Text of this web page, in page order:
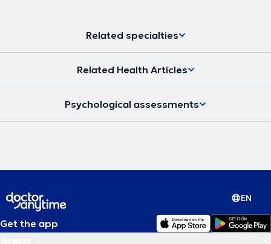
Related specialties
Related Health Articles
Psychological assessments
EN
Get the app